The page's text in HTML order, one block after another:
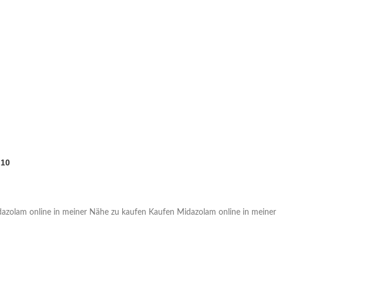
online in meiner Nähe zu kaufen Kaufen Midazolam online in meiner